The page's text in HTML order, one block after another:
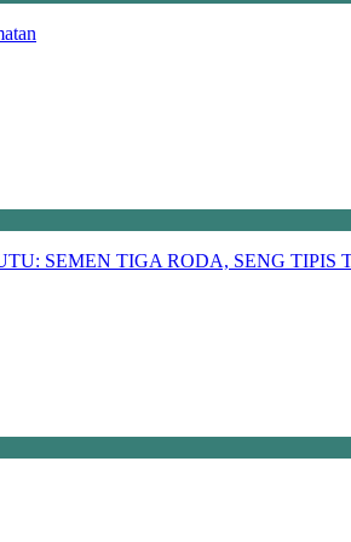
SEMEN TIGA RODA, SENG TIPIS